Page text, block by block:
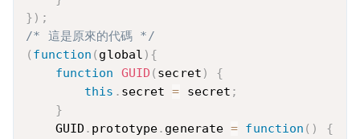
} ) ;
/* 這是原來的代碼 */
( function ( global ) {
function
GUID ( secret )
{
this . secret = secret ;
}
    GUID
. prototype. generate = function ( )
{